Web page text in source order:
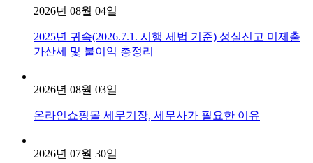
2026년 08월 04일
2025년 귀속(2026.7.1. 시행 세법 기준) 성실신고 미제출
가산세 및 불이익 총정리
2026년 08월 03일
온라인쇼핑몰 세무기장, 세무사가 필요한 이유
2026년 07월 30일